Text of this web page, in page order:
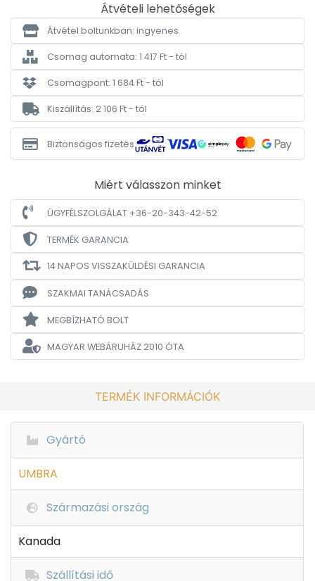
Átvételi lehetőségek
Átvétel boltunkban: ingyenes
Csomag automata: 1 417 Ft - tól
Csomagpont: 1 684 Ft - tól
Kiszállítás: 2 106 Ft - tól
Biztonságos fizetés
Miért válasszon minket
ÜGYFÉLSZOLGÁLAT +36-20-343-42-52
TERMÉK GARANCIA
14 NAPOS VISSZAKÜLDÉSI GARANCIA
SZAKMAI TANÁCSADÁS
MEGBÍZHATÓ BOLT
MAGYAR WEBÁRUHÁZ2010 ÓTA
TERMÉK INFORMÁCIÓK
Gyártó
UMBRA
Származási ország
Kanada
Szállítási idő